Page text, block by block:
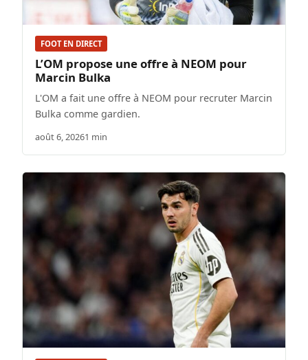
FOOT EN DIRECT
L’OM propose une offre à NEOM pour
Marcin Bulka
L'OM a fait une offre à NEOM pour recruter Marcin
Bulka comme gardien.
août 6, 20261 min